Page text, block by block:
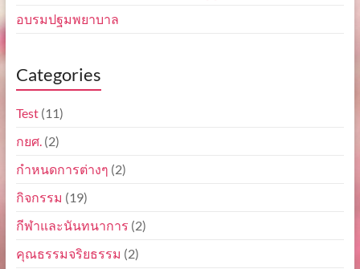
อบรมปฐมพยาบาล
Categories
Test(11)
กยศ.(2)
กำหนดการต่างๆ (2)
กิจกรรม (19)
กีฬาและนันทนาการ (2)
คุณธรรมจริยธรรม (2)